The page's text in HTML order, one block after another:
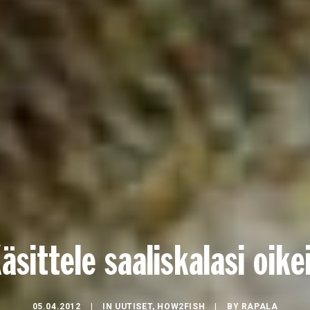
saaliskalasi
05.04.2012 IN UUTISET, HOW2FISH BY RAPALA